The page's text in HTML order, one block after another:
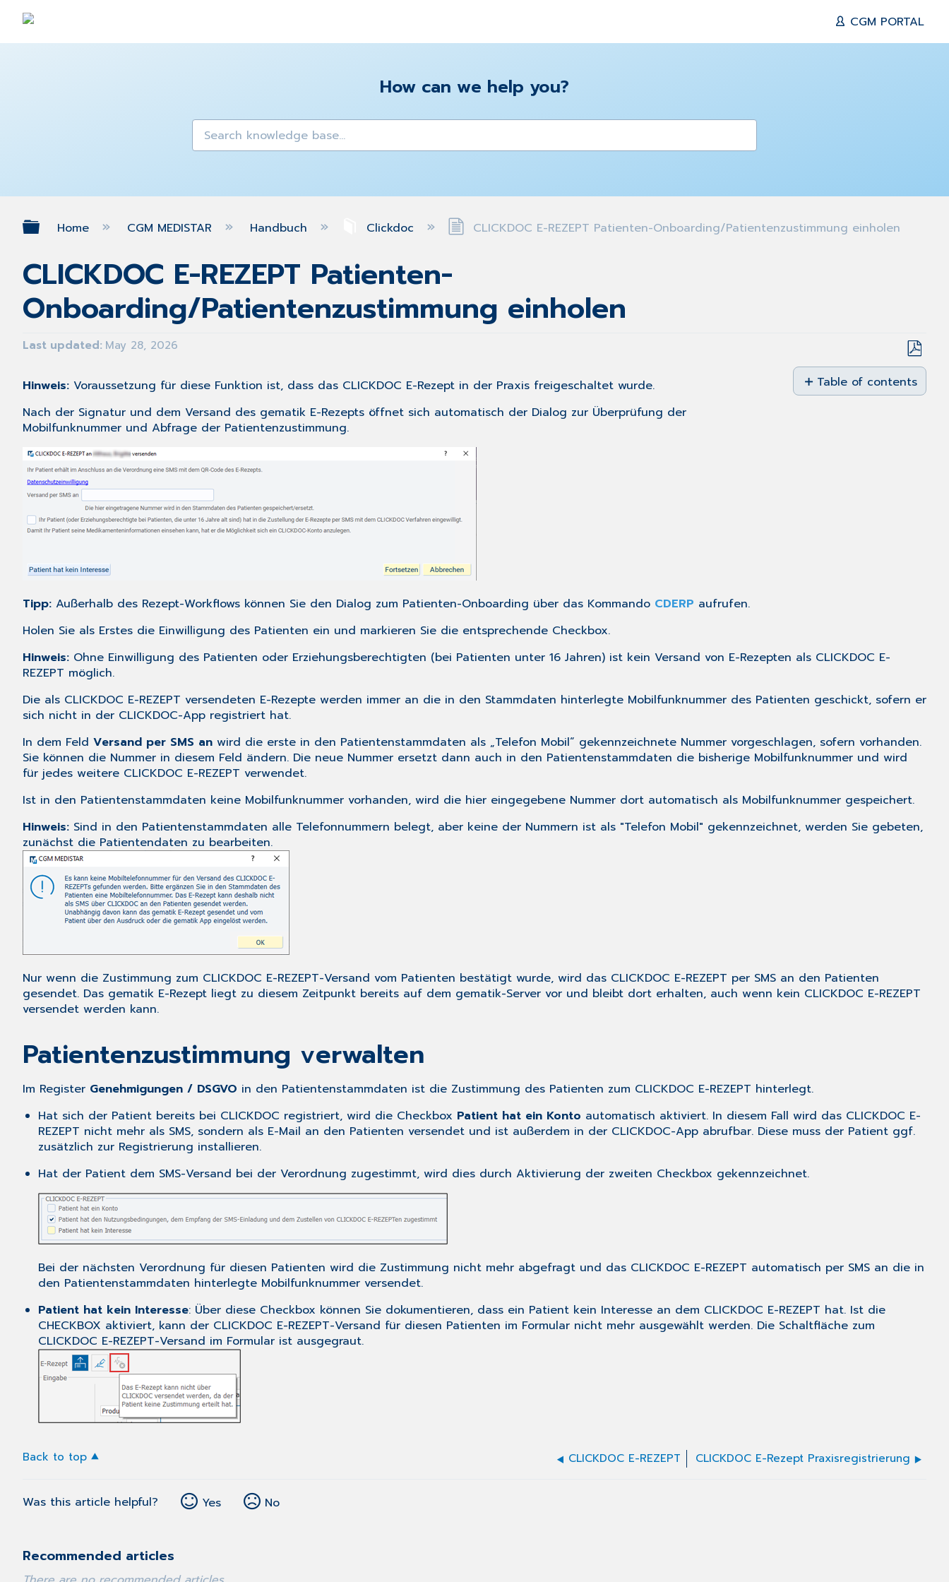
CGM PORTAL
How can we help you?
Expand/collapse global hierarchy
Home CGM MEDISTAR Handbuch Clickdoc CLICKDOC E-REZEPT Patienten-Onboarding/Patientenzustimmung einholen
CLICKDOC E-REZEPT Patienten-
Onboarding/Patientenzustimmung einholen
Last updated May 28, 2026
Save
as
PDF
Table of contents
Hinweis: Voraussetzung für diese Funktion ist, dass das CLICKDOC E-Rezept in der Praxis freigeschaltet wurde.
Nach der Signatur und dem Versand des gematik E-Rezepts öffnet sich automatisch der Dialog zur Überprüfung der
Mobilfunknummer und Abfrage der Patientenzustimmung.
Tipp: Außerhalb des Rezept-Workflows können Sie den Dialog zum Patienten-Onboarding über das Kommando CDERP aufrufen.
Holen Sie als Erstes die Einwilligung des Patienten ein und markieren Sie die entsprechende Checkbox.
Hinweis: Ohne Einwilligung des Patienten oder Erziehungsberechtigten (bei Patienten unter 16 Jahren) ist kein Versand von E-Rezepten als CLICKDOC E-
REZEPT möglich.
Die als CLICKDOC E-REZEPT versendeten E-Rezepte werden immer an die in den Stammdaten hinterlegte Mobilfunknummer des Patienten geschickt, sofern er
sich nicht in der CLICKDOC-App registriert hat.
In dem Feld Versand per SMS an wird die erste in den Patientenstammdaten als „Telefon Mobil“ gekennzeichnete Nummer vorgeschlagen, sofern vorhanden.
Sie können die Nummer in diesem Feld ändern. Die neue Nummer ersetzt dann auch in den Patientenstammdaten die bisherige Mobilfunknummer und wird
für jedes weitere CLICKDOC E-REZEPT verwendet.
Ist in den Patientenstammdaten keine Mobilfunknummer vorhanden, wird die hier eingegebene Nummer dort automatisch als Mobilfunknummer gespeichert.
Hinweis: Sind in den Patientenstammdaten alle Telefonnummern belegt, aber keine der Nummern ist als "Telefon Mobil" gekennzeichnet, werden Sie gebeten,
zunächst die Patientendaten zu bearbeiten.
Nur wenn die Zustimmung zum CLICKDOC E-REZEPT-Versand vom Patienten bestätigt wurde, wird das CLICKDOC E-REZEPT per SMS an den Patienten
gesendet. Das gematik E-Rezept liegt zu diesem Zeitpunkt bereits auf dem gematik-Server vor und bleibt dort erhalten, auch wenn kein CLICKDOC E-REZEPT
versendet werden kann.
Patientenzustimmung verwalten
Im Register Genehmigungen / DSGVO in den Patientenstammdaten ist die Zustimmung des Patienten zum CLICKDOC E-REZEPT hinterlegt.
Hat sich der Patient bereits bei CLICKDOC registriert, wird die Checkbox Patient hat ein Konto automatisch aktiviert. In diesem Fall wird das CLICKDOC E-
REZEPT nicht mehr als SMS, sondern als E-Mail an den Patienten versendet und ist außerdem in der CLICKDOC-App abrufbar. Diese muss der Patient ggf.
zusätzlich zur Registrierung installieren.
Hat der Patient dem SMS-Versand bei der Verordnung zugestimmt, wird dies durch Aktivierung der zweiten Checkbox gekennzeichnet.
Bei der nächsten Verordnung für diesen Patienten wird die Zustimmung nicht mehr abgefragt und das CLICKDOC E-REZEPT automatisch per SMS an die in
den Patientenstammdaten hinterlegte Mobilfunknummer versendet.
Patient hat kein Interesse: Über diese Checkbox können Sie dokumentieren, dass ein Patient kein Interesse an dem CLICKDOC E-REZEPT hat. Ist die
CHECKBOX aktiviert, kann der CLICKDOC E-REZEPT-Versand für diesen Patienten im Formular nicht mehr ausgewählt werden. Die Schaltfläche zum
CLICKDOC E-REZEPT-Versand im Formular ist ausgegraut.
Back to top CLICKDOC E-REZEPT CLICKDOC E-Rezept Praxisregistrierung
Was this article helpful? Yes No
Recommended articles